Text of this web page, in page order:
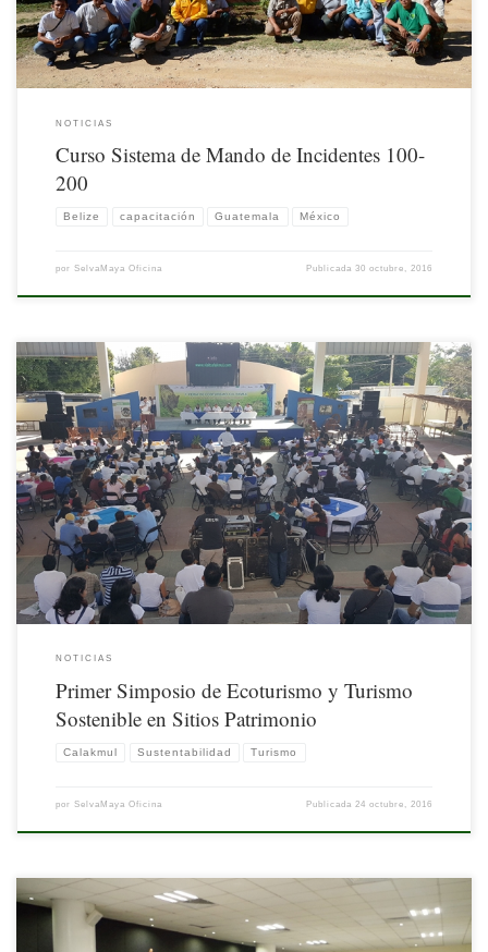
NOTICIAS
Curso Sistema de Mando de Incidentes 100-
200
Belize capacitación Guatemala México
por SelvaMaya Oficina Publicada30 octubre, 2016
Primer Simposio de Ecoturismo y Turismo Sostenible en Sitios Patrimonio
“Calakmul, Patrimonio Natural y Cultural”. 20 y 21 de octubre 2016 En el marco
de la Primera Feria de Ecoturismo Calakmul 2016 “Cultura, Naturaleza y
Conservación”, la Universidad Tecnológica de Calakmul, la Secretaría de Turismo
del Estado de Campeche, […]
NOTICIAS
Primer Simposio de Ecoturismo y Turismo
Sostenible en Sitios Patrimonio
Calakmul Sustentabilidad Turismo
por SelvaMaya Oficina Publicada24 octubre, 2016